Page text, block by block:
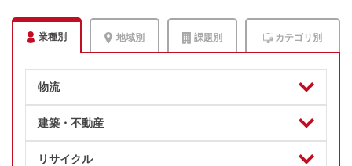
業種別 地域別 課題別 カテゴリ別
物流
建築・不動産
リサイクル